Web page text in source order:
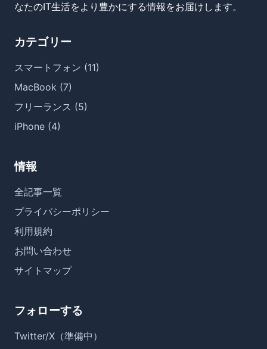
なたのIT生活をより豊かにする情報をお届けします。
カテゴリー
スマートフォン (11)
MacBook (7)
フリーランス (5)
iPhone (4)
情報
全記事一覧
プライバシーポリシー
利用規約
お問い合わせ
サイトマップ
フォローする
Twitter/X（準備中）